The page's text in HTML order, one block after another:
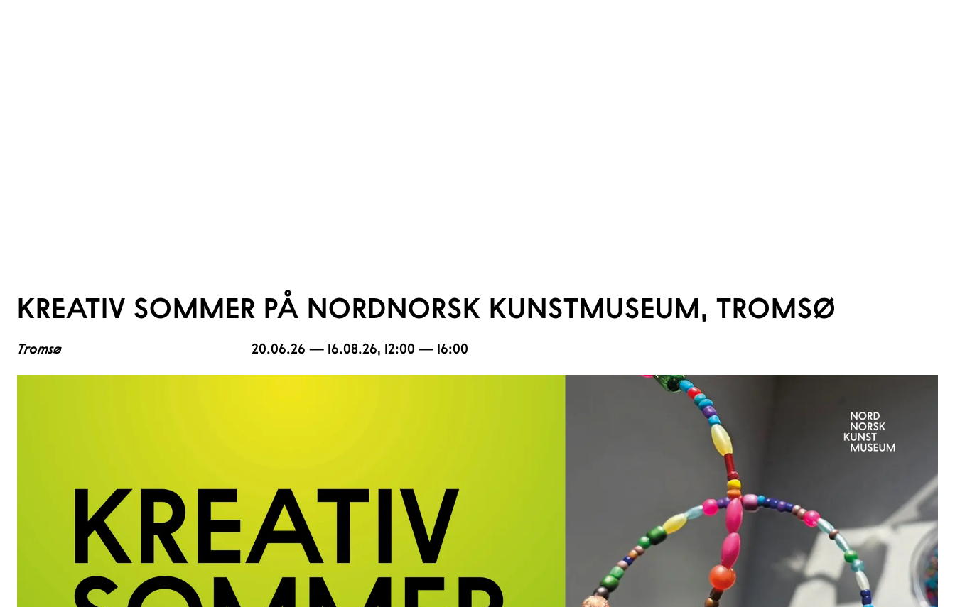
KREATIV SOMMER PÅ NORDNORSK KUNSTMUSEUM, TROMSØ
Tromsø 20.06.26 — 16.08.26, 12:00 — 16:00